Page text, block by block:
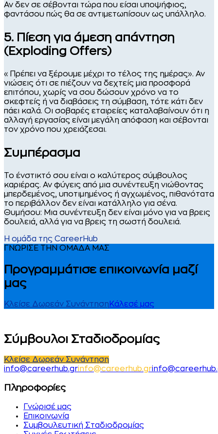
Αν δεν σε σέβονται τώρα που είσαι υποψήφιος,
φαντάσου πώς θα σε αντιμετωπίσουν ως υπάλληλο.
5. Πίεση για άμεση απάντηση
(Exploding Offers)
«Πρέπει να ξέρουμε μέχρι το τέλος της ημέρας». Αν
νιώσεις ότι σε πιέζουν να δεχτείς μια προσφορά
επιτόπου, χωρίς να σου δώσουν χρόνο να το
σκεφτείς ή να διαβάσεις τη σύμβαση, τότε κάτι δεν
πάει καλά. Οι σοβαρές εταιρείες καταλαβαίνουν ότι η
αλλαγή εργασίας είναι μεγάλη απόφαση και σέβονται
τον χρόνο που χρειάζεσαι.
Συμπέρασμα
Το ένστικτό σου είναι ο καλύτερος σύμβουλος
καριέρας. Αν φύγεις από μια συνέντευξη νιώθοντας
μπερδεμένος, υποτιμημένος ή αγχωμένος, πιθανότατα
το περιβάλλον δεν είναι κατάλληλο για σένα.
Θυμήσου: Μια συνέντευξη δεν είναι μόνο για να βρεις
δουλειά, αλλά για να βρεις τη σωστή δουλειά.
Η ομάδα της CareerHub
ΓΝΩΡΙΣΕ ΤΗΝ ΟΜΑΔΑ ΜΑΣ
Προγραμμάτισε επικοινωνία μαζί
μας
Κλείσε Δωρεάν Συνάντηση Κάλεσέ μας
Σύμβουλοι Σταδιοδρομίας
Κλείσε Δωρεάν Συνάντηση
info@careerhub.grinfo@careerhub.gr
Πληροφορίες
Γνώρισέ μας
Επικοινωνία
Συμβουλευτική Σταδιοδρομίας